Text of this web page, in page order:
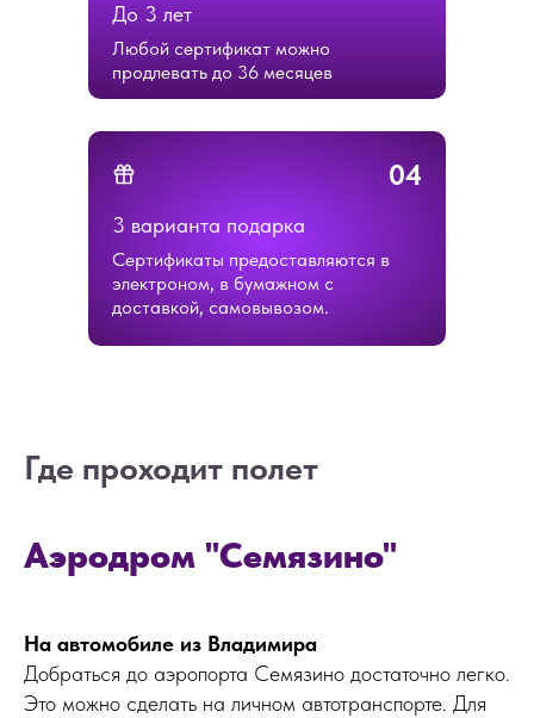
04
3 варианта подарка
Сертификаты предоставляются в
электроном, в бумажном с
доставкой, самовывозом.
До 3 лет
Любой сертификат можно
продлевать до 36 месяцев
Где проходит полет
Аэродром "Семязино"
На автомобиле из Владимира
Добраться до аэропорта Семязино достаточно легко.
Это можно сделать на личном автотранспорте. Для
ОСТАЛИСЬ
Если вы хотите узнать подробнее о